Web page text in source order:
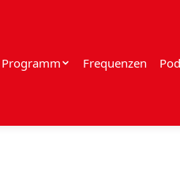
Programm Frequenzen